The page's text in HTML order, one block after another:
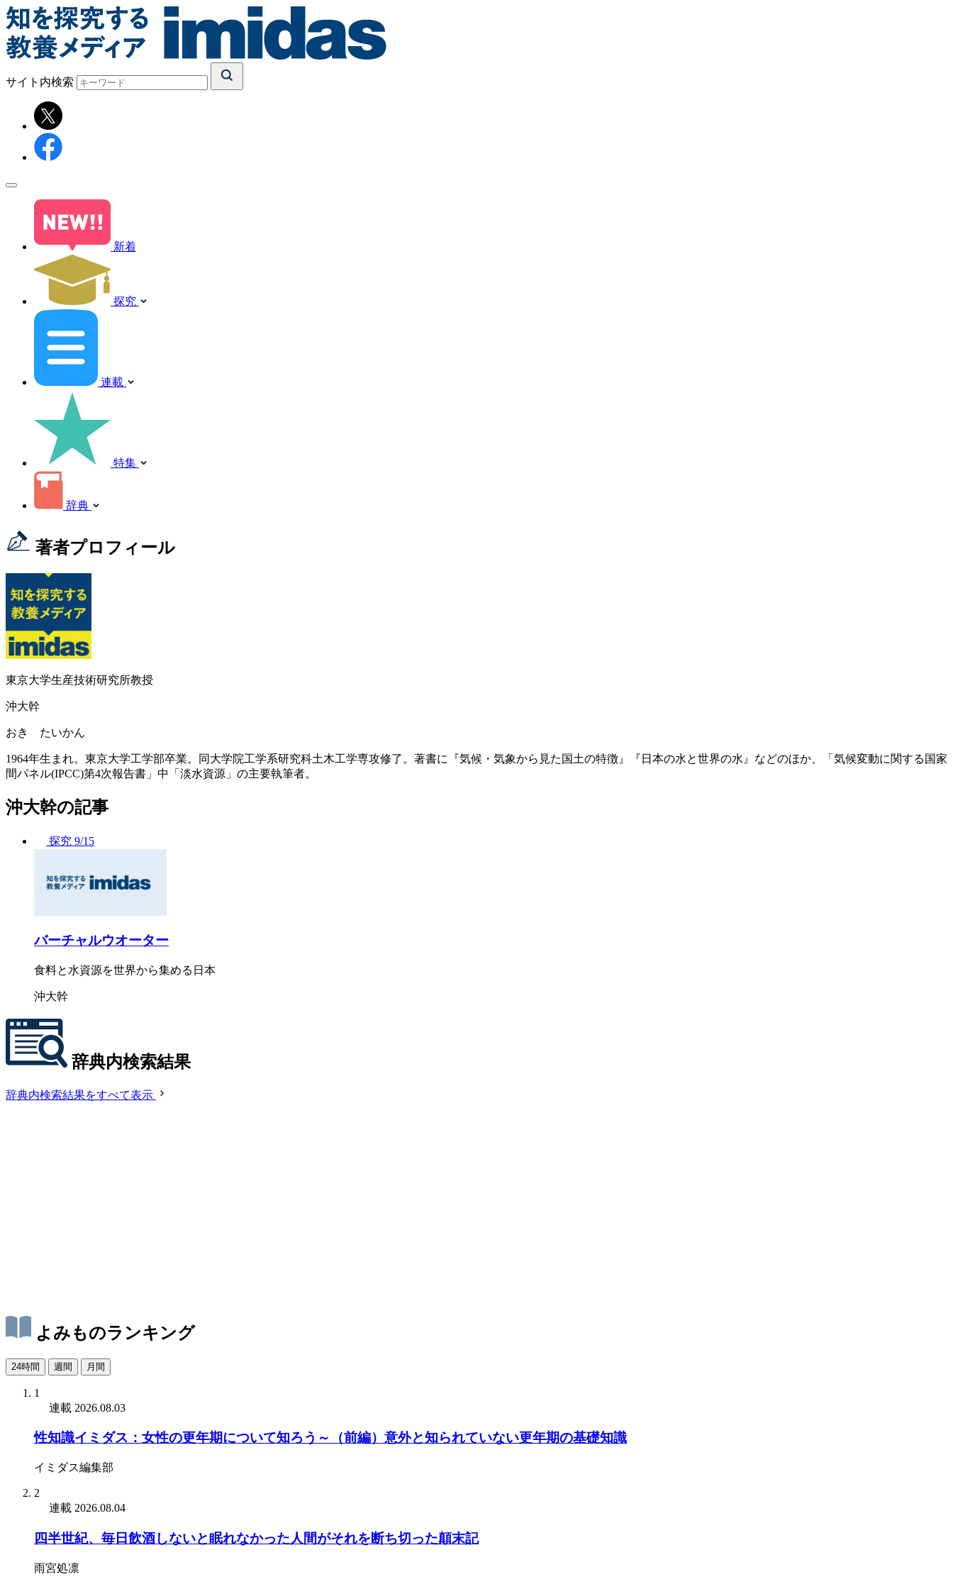
サイト内検索
新着
探究
連載
特集
辞典
著者プロフィール
東京大学生産技術研究所教授
沖大幹
おき たいかん
1964年生まれ。東京大学工学部卒業。同大学院工学系研究科土木工学専攻修了。著書に『気候・気象から見た国土の特徴』『日本の水と世界の水』などのほか、「気候変動に関する国家
間パネル(IPCC)第4次報告書」中「淡水資源」の主要執筆者。
沖大幹の記事
探究 9/15
バーチャルウオーター
食料と水資源を世界から集める日本
沖大幹
辞典内検索結果
辞典内検索結果をすべて表示
よみものランキング
24時間 週間 月間
1
連載 2026.08.03
性知識イミダス：女性の更年期について知ろう～（前編）意外と知られていない更年期の基礎知識
イミダス編集部
2
連載 2026.08.04
四半世紀、毎日飲酒しないと眠れなかった人間がそれを断ち切った顛末記
雨宮処凛